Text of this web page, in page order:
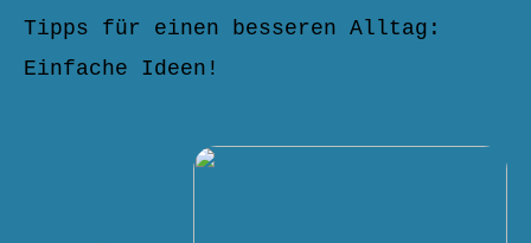
Tipps für einen besseren Alltag:
Einfache Ideen!